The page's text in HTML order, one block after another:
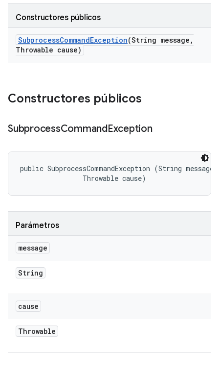
Constructores públicos
SubprocessCommandException(String message ,
Throwable cause)
Constructores públicos
SubprocessCommandException
public SubprocessCommandException (String
                Throwable cause)
Parámetros
message
String
cause
Throwable